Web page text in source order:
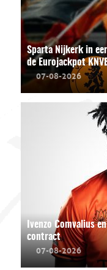
Sparta Nijkerk in
de Eurojackpot
07-08-2026
Ivenzo Comvalius
contract
07-08-2026